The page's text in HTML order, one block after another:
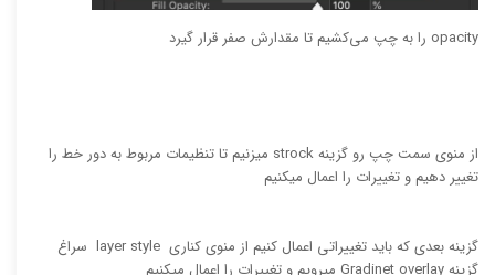
opacity را به چپ می‌کشیم تا مقدارش صفر قرار گیرد
از منوی سمت چپ رو گزینه strock میزنیم تا تنظیمات مربوط به دور خط را
تغییر دهیم و تغییرات را اعمال میکنیم
گزینه بعدی که باید تغییراتی اعمال کنیم از منوی کناری layer style سراغ